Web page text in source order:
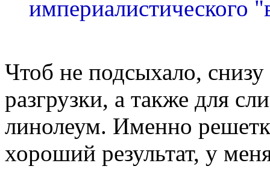
империалистического
Чтоб не подсыхало,
разгрузки, а также для
линолеум. Именно
хороший результат, у